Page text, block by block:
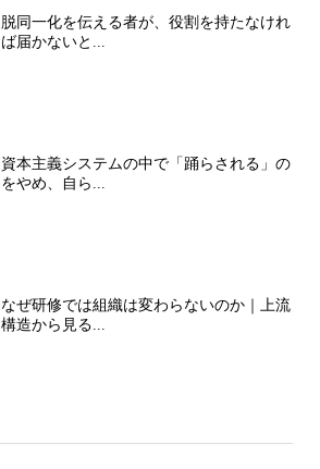
脱同一化を伝える者が、役割を持たなけれ
ば届かないと...
資本主義システムの中で「踊らされる」の
をやめ、自ら...
なぜ研修では組織は変わらないのか｜上流
構造から見る...